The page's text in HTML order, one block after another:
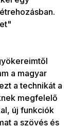
a magyar
a technikát a
megfelelő
új funkciók
a szövés és